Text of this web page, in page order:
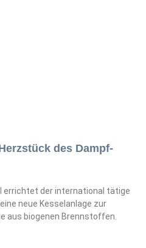
des Dampf-
errichtet der international tätige
neue Kesselanlage zur
aus biogenen Brennstoffen.